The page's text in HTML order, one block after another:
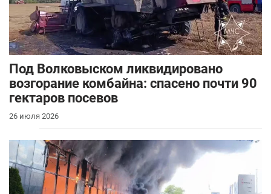
Под Волковыском ликвидировано
возгорание комбайна: спасено почти 90
гектаров посевов
26 июля 2026